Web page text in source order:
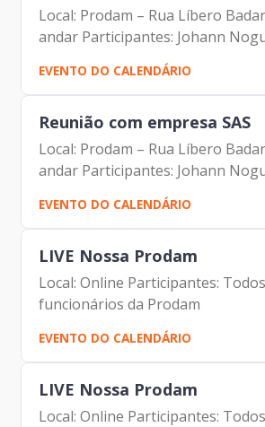
Local: Prodam – Rua Líbero
andar Participantes: Johann
Prodam Marcos Mungo - SAS
Gonçalves Pimentel – Prodam
EVENTO DO CALENDÁRIO
Reunião com empresa SAS
Local: Prodam – Rua Líbero
andar Participantes: Johann
Prodam Marcos Mungo - SAS
Gonçalves Pimentel – Prodam
EVENTO DO CALENDÁRIO
LIVE Nossa Prodam
Local: Online Participantes:
funcionários da Prodam
EVENTO DO CALENDÁRIO
LIVE Nossa Prodam
Local: Online Participantes: